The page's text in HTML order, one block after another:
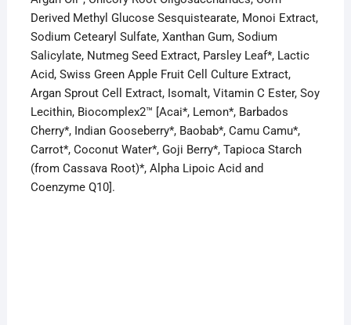
Derived Methyl Glucose Sesquistearate, Monoi Extract,
Sodium Cetearyl Sulfate, Xanthan Gum, Sodium
Salicylate, Nutmeg Seed Extract, Parsley Leaf*, Lactic
Acid, Swiss Green Apple Fruit Cell Culture Extract,
Argan Sprout Cell Extract, Isomalt, Vitamin C Ester, Soy
Lecithin, Biocomplex2™ [Acai*, Lemon*, Barbados
Cherry*, Indian Gooseberry*, Baobab*, Camu Camu*,
Carrot*, Coconut Water*, Goji Berry*, Tapioca Starch
(from Cassava Root)*, Alpha Lipoic Acid and
Coenzyme Q10].